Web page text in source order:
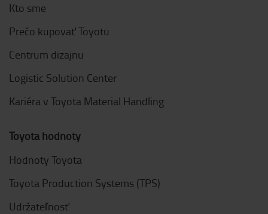
Kto sme
Prečo kupovať Toyotu
Centrum dizajnu
Logistic Solution Center
Kariéra v Toyota Material Handling
Toyota hodnoty
Hodnoty Toyota
Toyota Production Systems (TPS)
Udržateľnosť